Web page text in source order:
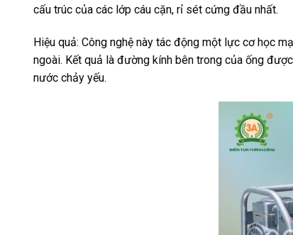
cấu trúc của các lớp cáu cặn, rỉ sét cứng đầu nhất.
Hiệu quả: Công nghệ này tác động một lực cơ học
ngoài. Kết quả là đường kính bên trong của ống
nước chảy yếu.